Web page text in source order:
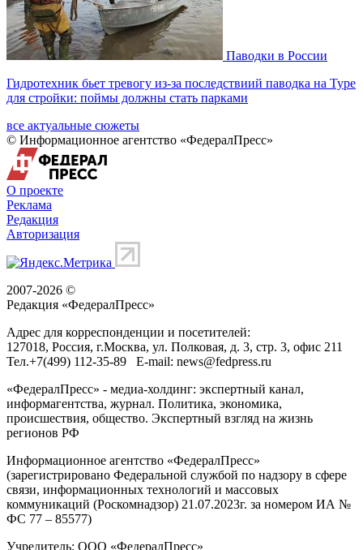
Паводки в России
Гидротехник бьет тревогу из-за последствиий паводка на Туре
для стройки: поймы должны стать парками
все актуальные сюжеты
© Информационное агентство «ФедералПресс»
О проекте
Реклама
Редакция
Авторизация
2007-2026 ©
Редакция «ФедералПресс»
Адрес для корреспонденции и посетителей:
127018, Россия, г.Москва, ул. Полковая, д. 3, стр. 3, офис 211
Тел.+7(499) 112-35-89 E-mail: news@fedpress.ru
«ФедералПресс» - медиа-холдинг: экспертный канал,
информагентства, журнал. Политика, экономика,
происшествия, общество. Экспертный взгляд на жизнь
регионов РФ
Информационное агентство «ФедералПресс»
(зарегистрировано Федеральной службой по надзору в сфере
связи, информационных технологий и массовых
коммуникаций (Роскомнадзор) 21.07.2023г. за номером ИА №
ФС 77 – 85577)
Учредитель: ООО «ФедералПресс»